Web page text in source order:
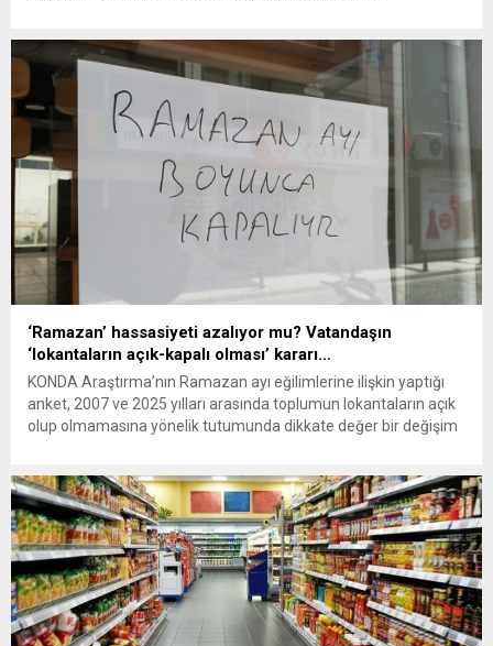
Özellikle batı ve iç bölgelerde kuvvetli sağanak yağış bekleniyor.
Rüzgar güney...
‘Ramazan’ hassasiyeti azalıyor mu? Vatandaşın
‘lokantaların açık-kapalı olması’ kararı…
KONDA Araştırma’nın Ramazan ayı eğilimlerine ilişkin yaptığı
anket, 2007 ve 2025 yılları arasında toplumun lokantaların açık
olup olmamasına yönelik tutumunda dikkate değer bir değişim
belirgin şekilde arttı. KONDA Araştırma’nın verilerine göre, 2007
yılında Ramazan ayında...